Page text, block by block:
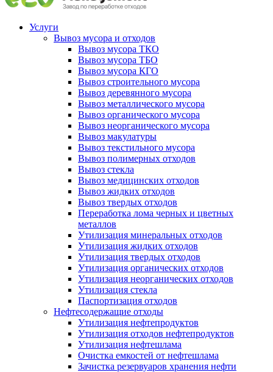
Услуги
Вывоз мусора и отходов
Вывоз мусора ТКО
Вывоз мусора ТБО
Вывоз мусора КГО
Вывоз строительного мусора
Вывоз деревянного мусора
Вывоз металлического мусора
Вывоз органического мусора
Вывоз неорганического мусора
Вывоз макулатуры
Вывоз текстильного мусора
Вывоз полимерных отходов
Вывоз стекла
Вывоз медицинских отходов
Вывоз жидких отходов
Вывоз твердых отходов
Переработка лома черных и цветных
металлов
Утилизация минеральных отходов
Утилизация жидких отходов
Утилизация твердых отходов
Утилизация органических отходов
Утилизация неорганических отходов
Утилизация стекла
Паспортизация отходов
Нефтесодержащие отходы
Утилизация нефтепродуктов
Утилизация отходов нефтепродуктов
Утилизация нефтешлама
Очистка емкостей от нефтешлама
Зачистка резервуаров хранения нефти